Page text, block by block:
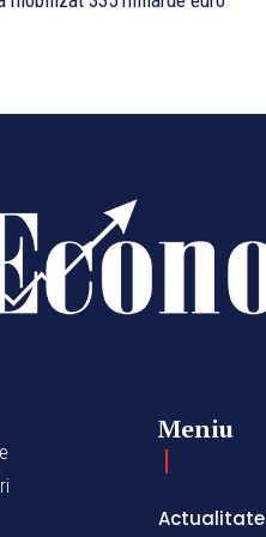
Meniu
Actualitate